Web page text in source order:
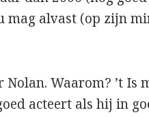
mag alvast (op zijn
Waarom? ’t Is
acteert als hij in